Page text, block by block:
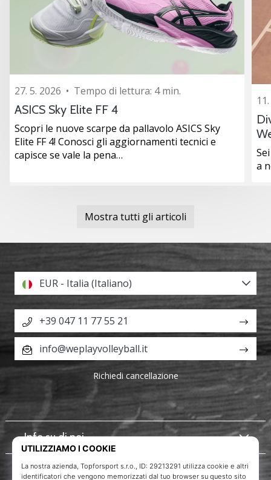
27. 5. 2026 • Tempo di lettura: 4 min.
ASICS Sky Elite FF 4
Scopri le nuove scarpe da pallavolo ASICS Sky
Elite FF 4! Conosci gli aggiornamenti tecnici e
capisce se vale la pena…
a
Mostra tutti gli articoli
Info su di noi
Servizio clienti
EUR - Italia (Italiano)
+39 047 11 77 55 21
info@weplayvolleyball.it
Richiedi cancellazione